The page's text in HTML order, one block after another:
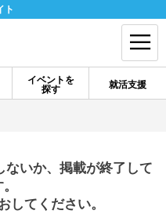
ト
イベントを
探す
就活支援
ログイン
ないか、掲載が終了して
してください。